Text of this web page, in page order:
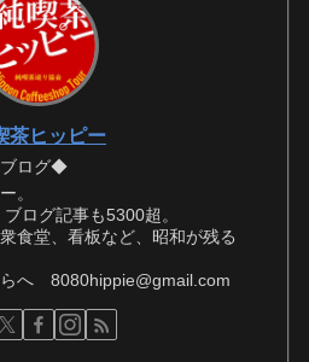
茶ヒッピー
ログ◆
。
ログ記事も5300超。
食堂、看板など、昭和が残る
へ 8080hippie@gmail.com